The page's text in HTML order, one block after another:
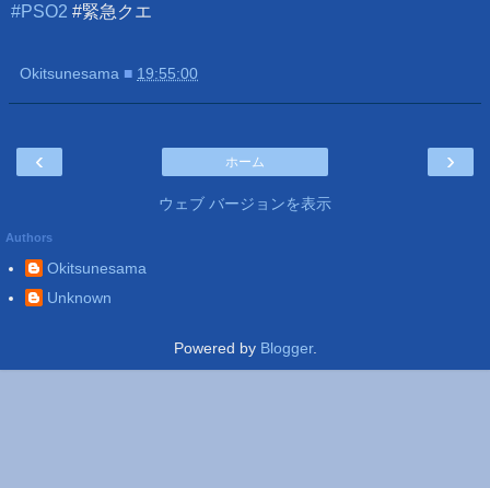
#PSO2 #緊急クエ
Okitsunesama ■ 19:55:00
‹ ›
ホーム
ウェブ バージョンを表示
Authors
Okitsunesama
Unknown
Powered by Blogger.